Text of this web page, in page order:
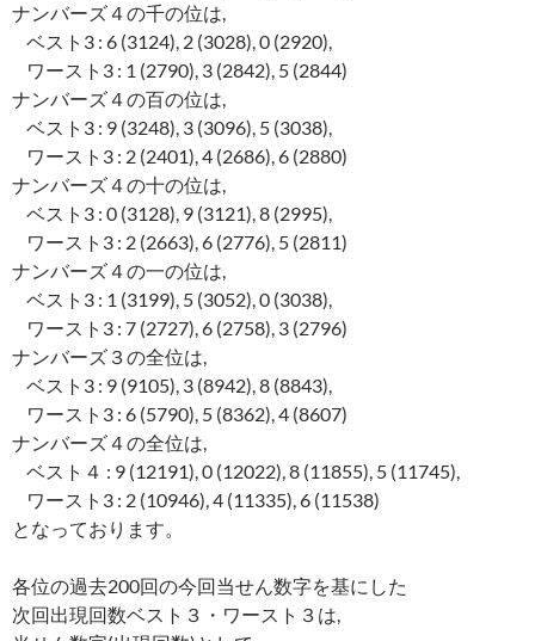
ナンバーズ４の千の位は,
ベスト3 : 6 (3124), 2 (3028), 0 (2920),
ワースト3 : 1 (2790), 3 (2842), 5 (2844)
ナンバーズ４の百の位は,
ベスト3 : 9 (3248), 3 (3096), 5 (3038),
ワースト3 : 2 (2401), 4 (2686), 6 (2880)
ナンバーズ４の十の位は,
ベスト3 : 0 (3128), 9 (3121), 8 (2995),
ワースト3 : 2 (2663), 6 (2776), 5 (2811)
ナンバーズ４の一の位は,
ベスト3 : 1 (3199), 5 (3052), 0 (3038),
ワースト3 : 7 (2727), 6 (2758), 3 (2796)
ナンバーズ３の全位は,
ベスト3 : 9 (9105), 3 (8942), 8 (8843),
ワースト3 : 6 (5790), 5 (8362), 4 (8607)
ナンバーズ４の全位は,
ベスト４ : 9 (12191), 0 (12022), 8 (11855), 5 (11745),
ワースト3 : 2 (10946), 4 (11335), 6 (11538)
となっております。
各位の過去200回の今回当せん数字を基にした
次回出現回数ベスト３・ワースト３は,